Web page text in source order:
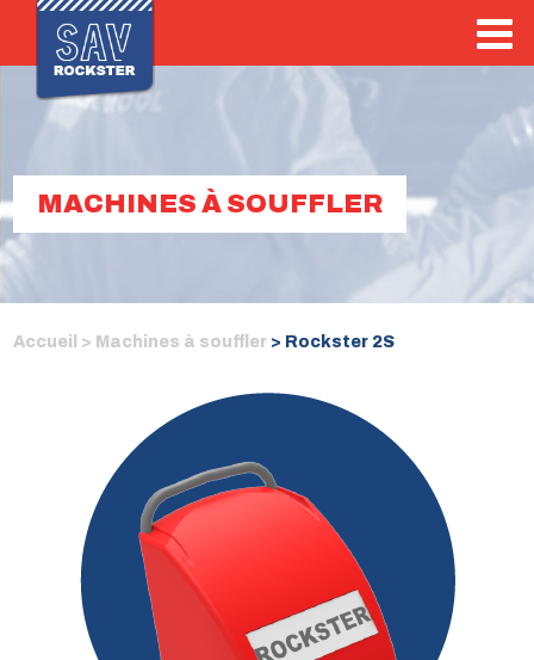
MACHINES À SOUFFLER
Accueil > Machines à souffler > Rockster 2S